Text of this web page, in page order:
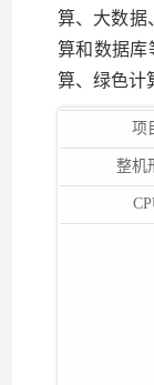
算、大数据
算和数据库
算、绿色计
项
整机